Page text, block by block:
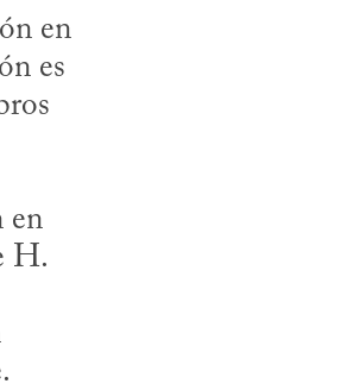
en
es
en
H.